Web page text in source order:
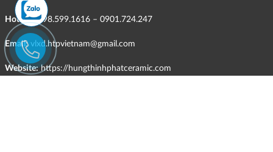
Hotline:098.599.1616 – 0901.724.247
Email: vlxd.htpvietnam@gmail.com
Website: https://hungthinhphatceramic.com